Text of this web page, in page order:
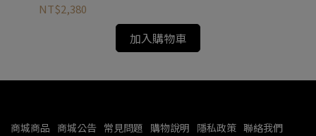
NT$2,380
加入購物車
商城商品 商城公告 常見問題 購物說明 隱私政策 聯絡我們